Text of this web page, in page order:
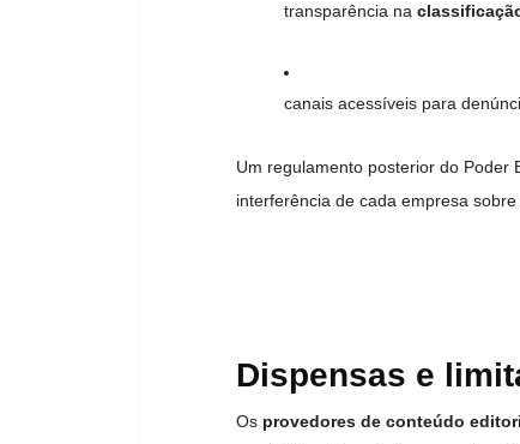
transparência na
canais acessíveis para
Um regulamento posterior do Poder
interferência de cada empresa
Dispensas e
Os provedores de conteúdo